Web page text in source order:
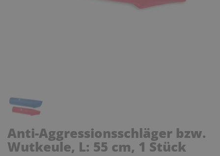
Anti-Aggressionsschläger bzw.
Wutkeule, L: 55 cm, 1 Stück